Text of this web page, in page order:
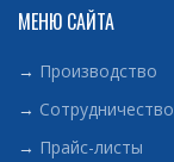
МЕНЮ САЙТА
→ Производство
→ Сотрудничество
→ Прайс-листы